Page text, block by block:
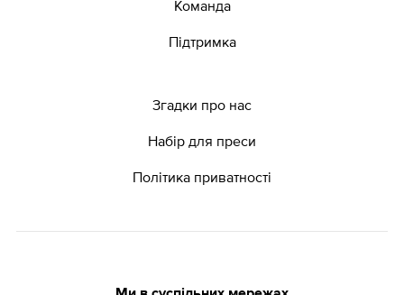
Команда
Підтримка
Згадки про нас
Набір для преси
Політика приватності